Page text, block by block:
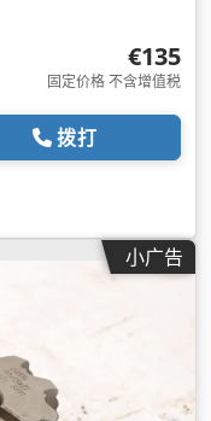
€135
固定价格 不含增值税
拨打
小广告